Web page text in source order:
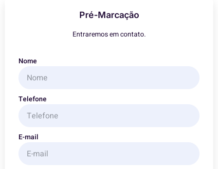
Pré-Marcação
Entraremos em contato.
Nome
Telefone
E-mail